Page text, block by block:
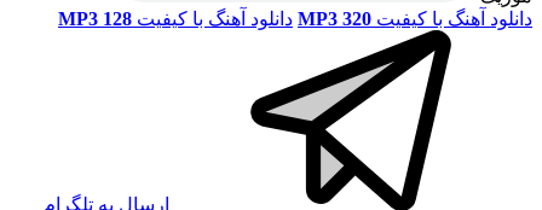
دانلود آهنگ با کیفیت MP3 320 دانلود آهنگ با کیفیت MP3 128
ارسال به تلگرام